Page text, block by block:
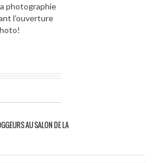
photographie
l’ouverture
AU SALON DE LA